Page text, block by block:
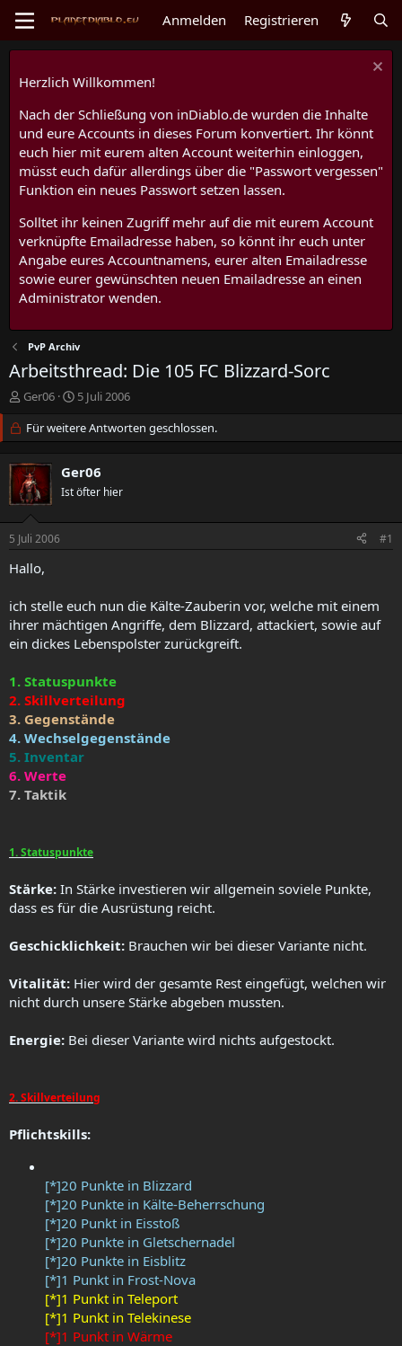
Anmelden Registrieren
Herzlich Willkommen!
Nach der Schließung von inDiablo.de wurden die Inhalte
und eure Accounts in dieses Forum konvertiert. Ihr könnt
euch hier mit eurem alten Account weiterhin einloggen,
müsst euch dafür allerdings über die "Passwort vergessen"
Funktion ein neues Passwort setzen lassen.
Solltet ihr keinen Zugriff mehr auf die mit eurem Account
verknüpfte Emailadresse haben, so könnt ihr euch unter
Angabe eures Accountnamens, eurer alten Emailadresse
sowie eurer gewünschten neuen Emailadresse an einen
Administrator wenden.
PvP Archiv
Arbeitsthread: Die 105 FC Blizzard-Sorc
E
s
t
e
l
l
e
r
Ger06
E
s
t
l
l
a
5 Juli 2006
Für weitere Antworten geschlossen.
Ger06
Ist öfter hier
5 Juli 2006 #1
Hallo,
ich stelle euch nun die Kälte-Zauberin vor, welche mit einem
ihrer mächtigen Angriffe, dem Blizzard, attackiert, sowie auf
ein dickes Lebenspolster zurückgreift.
1. Statuspunkte
2. Skillverteilung
3. Gegenstände
4. Wechselgegenstände
5. Inventar
6. Werte
7. Taktik
1. Statuspunkte
Stärke: In Stärke investieren wir allgemein soviele Punkte,
dass es für die Ausrüstung reicht.
Geschicklichkeit: Brauchen wir bei dieser Variante nicht.
Vitalität: Hier wird der gesamte Rest eingefügt, welchen wir
nicht durch unsere Stärke abgeben mussten.
Energie: Bei dieser Variante wird nichts aufgestockt.
2. Skillverteilung
Pflichtskills:
[*]20 Punkte in Blizzard
[*]20 Punkte in Kälte-Beherrschung
[*]20 Punkt in Eisstoß
[*]20 Punkte in Gletschernadel
[*]20 Punkte in Eisblitz
[*]1 Punkt in Frost-Nova
[*]1 Punkt in Teleport
[*]1 Punkt in Telekinese
[*]1 Punkt in Wärme